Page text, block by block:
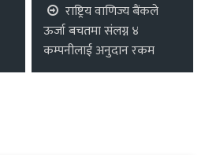
राष्ट्रिय वाणिज्य बैंकले
ऊर्जा बचतमा संलग्न ४
कम्पनीलाई अनुदान रकम